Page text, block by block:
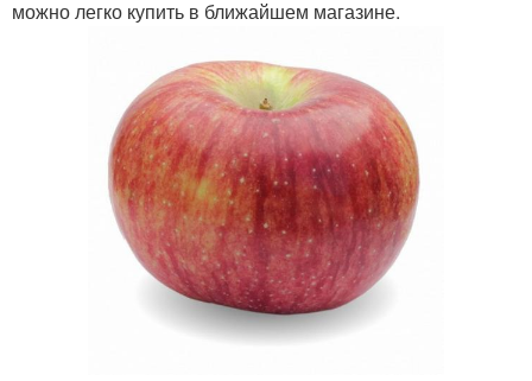
можно легко купить в ближайшем магазине.